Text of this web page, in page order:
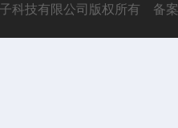
科技有限公司版权所有 备